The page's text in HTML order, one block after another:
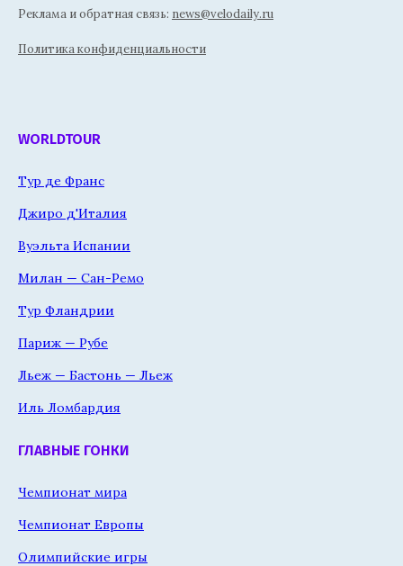
Реклама и обратная связь: news@velodaily.ru
Политика конфиденциальности
WORLDTOUR
Тур де Франс
Джиро д'Италия
Вуэльта Испании
Милан — Сан-Ремо
Тур Фландрии
Париж — Рубе
Льеж — Бастонь — Льеж
Иль Ломбардия
ГЛАВНЫЕ ГОНКИ
Чемпионат мира
Чемпионат Европы
Олимпийские игры